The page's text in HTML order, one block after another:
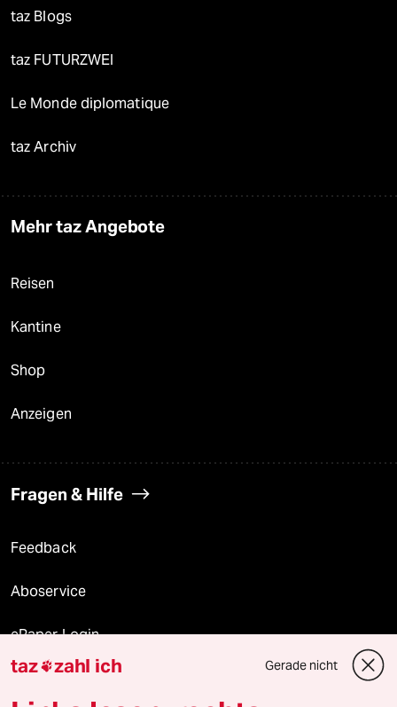
taz Blogs
taz FUTURZWEI
Le Monde diplomatique
taz Archiv
Mehr taz Angebote
Reisen
Kantine
Shop
Anzeigen
Fragen & Hilfe
Feedback
Aboservice
ePaper Login
Downloads für Abonnierende
taz zahl ich Gerade nicht